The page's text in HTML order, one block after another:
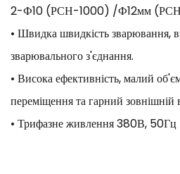
2-Ф10 (РСН-1000) /Ф12мм
• Швидка швидкість зварювання,
зварювального з'єднання.
• Висока ефективність, малий
переміщення та гарний зовнішній
• Трифазне живлення 380В, 50Гц